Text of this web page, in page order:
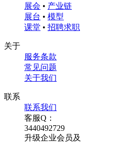
展会 • 产业链
展台 • 模型
课堂 • 招聘求职
关于
服务条款
常见问题
关于我们
联系
联系我们
客服Q：
3440492729
升级企业会员及